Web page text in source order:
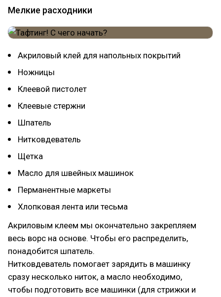
Мелкие расходники
Акриловый клей для напольных покрытий
Ножницы
Клеевой пистолет
Клеевые стержни
Шпатель
Нитковдеватель
Щетка
Масло для швейных машинок
Перманентные маркеты
Хлопковая лента или тесьма
Акриловым клеем мы окончательно закрепляем
весь ворс на основе. Чтобы его распределить,
понадобится шпатель.
Нитковдеватель помогает зарядить в машинку
сразу несколько ниток, а масло необходимо,
чтобы подготовить все машинки (для стрижки и